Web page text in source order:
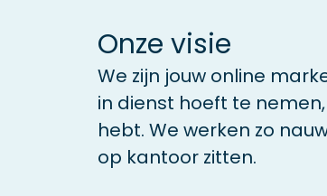
Onze visie
We zijn jouw online
in dienst hoeft te
hebt. We werken zo
op kantoor zitten.